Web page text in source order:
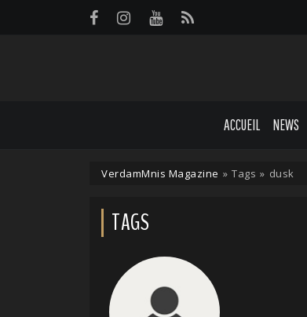
ACCUEIL NEWS
VerdamMnis Magazine » Tags » dusk
TAGS
Panneau de gestion des cookies